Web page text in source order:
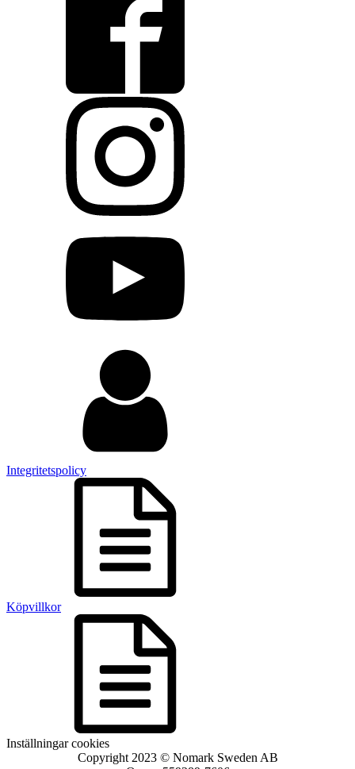
Integritetspolicy
Köpvillkor
Inställningar cookies
Copyright 2023 © Nomark Sweden AB